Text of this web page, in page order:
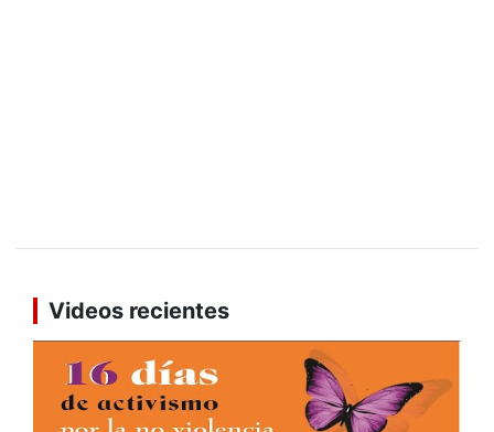
Videos recientes